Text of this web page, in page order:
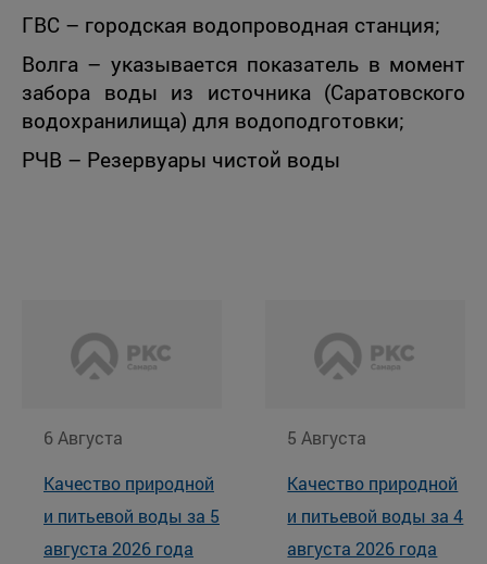
ГВС – городская водопроводная станция;
Волга – указывается показатель в момент
забора воды из источника (Саратовского
водохранилища) для водоподготовки;
РЧВ – Резервуары чистой воды
6 Августа
Качество природной
и питьевой воды за 5
августа 2026 года
5 Августа
Качество природной
и питьевой воды за 4
августа 2026 года